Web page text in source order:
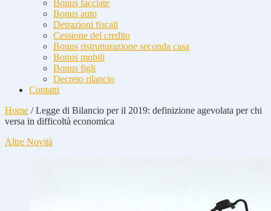
Bonus facciate
Bonus auto
Detrazioni fiscali
Cessione del credito
Bonus ristrutturazione seconda casa
Bonus mobili
Bonus figli
Decreto rilancio
Contatti
Home /Legge di Bilancio per il 2019: definizione agevolata per chi
versa in difficoltà economica
Altre Novità